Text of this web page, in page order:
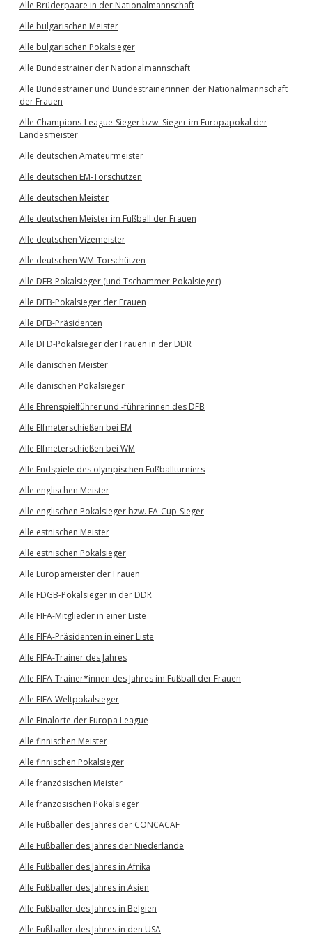
Alle Brüderpaare in der Nationalmannschaft
Alle bulgarischen Meister
Alle bulgarischen Pokalsieger
Alle Bundestrainer der Nationalmannschaft
Alle Bundestrainer und Bundestrainerinnen der Nationalmannschaft
der Frauen
Alle Champions-League-Sieger bzw. Sieger im Europapokal der
Landesmeister
Alle deutschen Amateurmeister
Alle deutschen EM-Torschützen
Alle deutschen Meister
Alle deutschen Meister im Fußball der Frauen
Alle deutschen Vizemeister
Alle deutschen WM-Torschützen
Alle DFB-Pokalsieger (und Tschammer-Pokalsieger)
Alle DFB-Pokalsieger der Frauen
Alle DFB-Präsidenten
Alle DFD-Pokalsieger der Frauen in der DDR
Alle dänischen Meister
Alle dänischen Pokalsieger
Alle Ehrenspielführer und -führerinnen des DFB
Alle Elfmeterschießen bei EM
Alle Elfmeterschießen bei WM
Alle Endspiele des olympischen Fußballturniers
Alle englischen Meister
Alle englischen Pokalsieger bzw. FA-Cup-Sieger
Alle estnischen Meister
Alle estnischen Pokalsieger
Alle Europameister der Frauen
Alle FDGB-Pokalsieger in der DDR
Alle FIFA-Mitglieder in einer Liste
Alle FIFA-Präsidenten in einer Liste
Alle FIFA-Trainer des Jahres
Alle FIFA-Trainer*innen des Jahres im Fußball der Frauen
Alle FIFA-Weltpokalsieger
Alle Finalorte der Europa League
Alle finnischen Meister
Alle finnischen Pokalsieger
Alle französischen Meister
Alle französischen Pokalsieger
Alle Fußballer des Jahres der CONCACAF
Alle Fußballer des Jahres der Niederlande
Alle Fußballer des Jahres in Afrika
Alle Fußballer des Jahres in Asien
Alle Fußballer des Jahres in Belgien
Alle Fußballer des Jahres in den USA